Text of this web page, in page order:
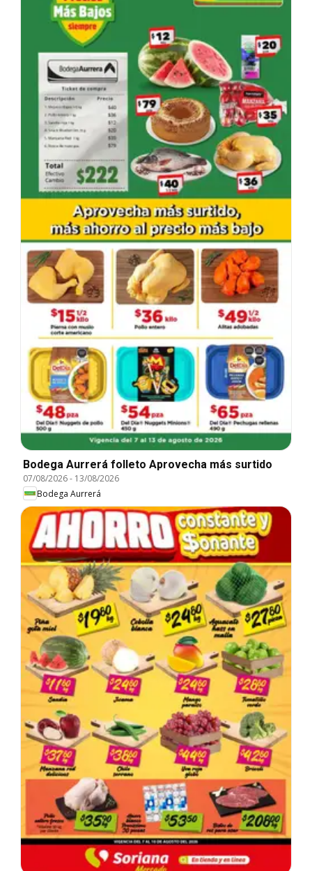
Bodega Aurrerá folleto Aprovecha más surtido
07/08/2026- 13/08/2026
Bodega Aurrerá